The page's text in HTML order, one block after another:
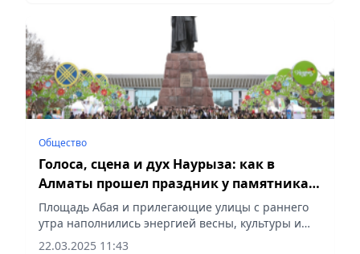
Общество
Голоса, сцена и дух Наурыза: как в
Алматы прошел праздник у памятника
Абая
Площадь Абая и прилегающие улицы с раннего
утра наполнились энергией весны, культуры и
национального единства, сообщает Vecher.kz.
22.03.2025 11:43